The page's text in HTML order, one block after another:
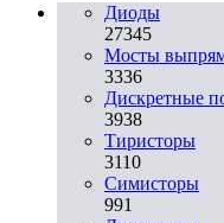
Диоды
27345
Мосты
3336
Дискретные
3938
Тиристоры
3110
Симисторы
991